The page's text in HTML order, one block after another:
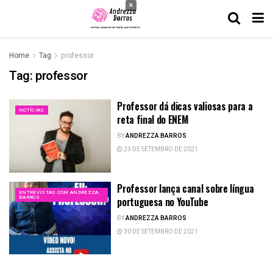
Home Tag professor
Tag: professor
NOTÍCIAS
Professor dá dicas valiosas para a
reta final do ENEM
BYANDREZZA BARROS
23 DE SETEMBRO DE 2021
ENTREVISTAS COM ANDREZZA
BARROS
Professor lança canal sobre língua
portuguesa no YouTube
BYANDREZZA BARROS
30 DE SETEMBRO DE 2021
×